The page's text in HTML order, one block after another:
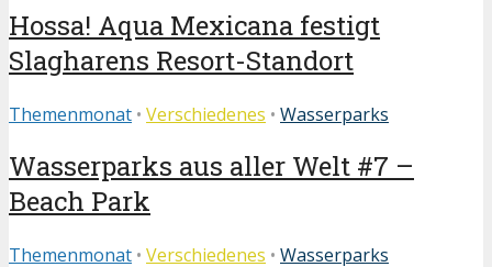
Hossa! Aqua Mexicana festigt
Slagharens Resort-Standort
Themenmonat • Verschiedenes • Wasserparks
Wasserparks aus aller Welt #7 –
Beach Park
Themenmonat • Verschiedenes • Wasserparks